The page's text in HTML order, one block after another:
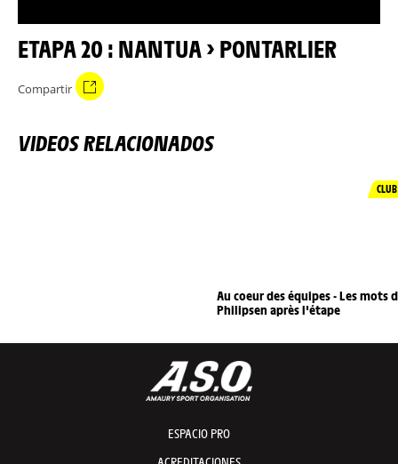
ETAPA 20 : NANTUA > PONTARLIER
Compartir
VIDEOS RELACIONADOS
CLUB
Au coeur des équipes - Les mots
Philipsen après l'étape
ESPACIO PRO